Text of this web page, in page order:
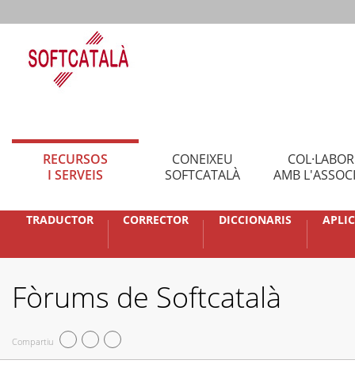
RECURSOS
I SERVEIS
CONEIXEU
SOFTCATALÀ
AMB
TRADUCTOR CORRECTOR DICCIONARIS
Fòrums de Softcatalà
Compartiu